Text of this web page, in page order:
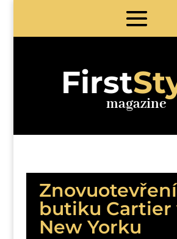
First
magazine
Znovuotevření
butiku Cartier
New Yorku